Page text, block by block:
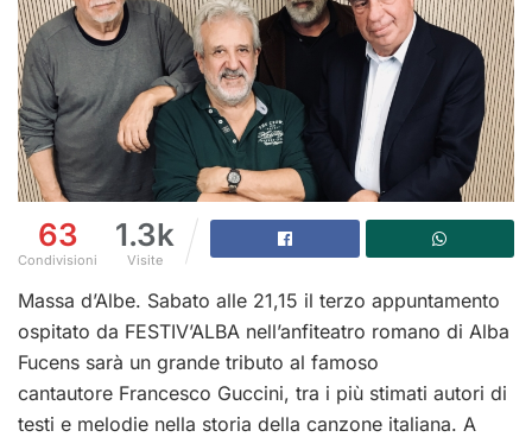
63
Condivisioni
1.3k
Visite
Massa d’Albe. Sabato alle 21,15 il terzo appuntamento
ospitato da FESTIV’ALBA nell’anfiteatro romano di Alba
Fucens sarà un grande tributo al famoso
cantautore Francesco Guccini, tra i più stimati autori di
testi e melodie nella storia della canzone italiana. A